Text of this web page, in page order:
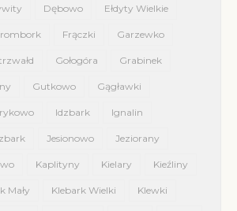
Dębowo Ełdyty Wielkie
Frączki Garzewko
Gołogóra Grabinek
Gutkowo Gągławki
Idzbark Ignalin
Jesionowo Jeziorany
Kaplityny Kielary Kieźliny
Mały Klebark Wielki Klewki